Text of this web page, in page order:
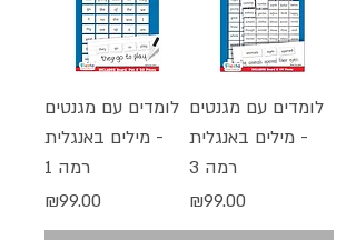
לומדים עם מגנטים
- מילים באנגלית
רמה 3
מחיר
₪99.00
לומדים עם מגנטים
- מילים באנגלית
רמה 1
מחיר
₪99.00